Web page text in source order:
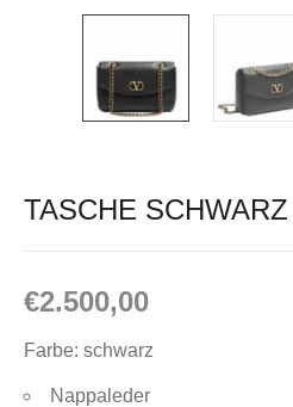
TASCHE
€2.500,00
Farbe: schwarz
Nappaleder